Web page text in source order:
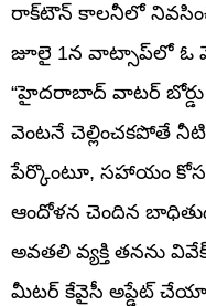
రాక్‌టౌన్ కాలనీలో
జూలై 1న వాట్సాప్‌లో ఓ
“హైదరాబాద్ వాటర్ బోర్డు
వెంటనే చెల్లించకపోతే నీటి
పేర్కొంటూ, సహాయం
ఆందోళన చెందిన
అవతలి వ్యక్తి తనను
మీటర్ కేవైసీ అప్డేట్